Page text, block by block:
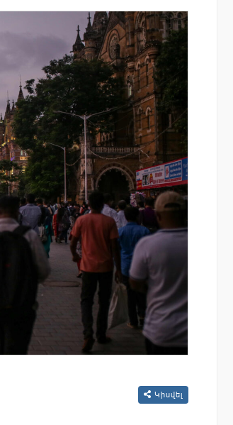
Կիսվել
IDBank-ը ներկայացնում է նոր Mastercard
World քարտը՝ ճանապարհորդական
և հատուկ արշավով